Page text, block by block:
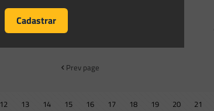
Prev page
12 13 14 15 16 17 18 19 20 21